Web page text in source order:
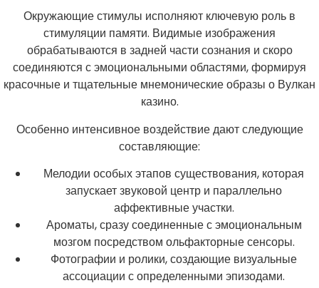
Окружающие стимулы исполняют ключевую роль в
стимуляции памяти. Видимые изображения
обрабатываются в задней части сознания и скоро
соединяются с эмоциональными областями, формируя
красочные и тщательные мнемонические образы о Вулкан
казино.
Особенно интенсивное воздействие дают следующие
составляющие:
Мелодии особых этапов существования, которая
запускает звуковой центр и параллельно
аффективные участки.
Ароматы, сразу соединенные с эмоциональным
мозгом посредством ольфакторные сенсоры.
Фотографии и ролики, создающие визуальные
ассоциации с определенными эпизодами.